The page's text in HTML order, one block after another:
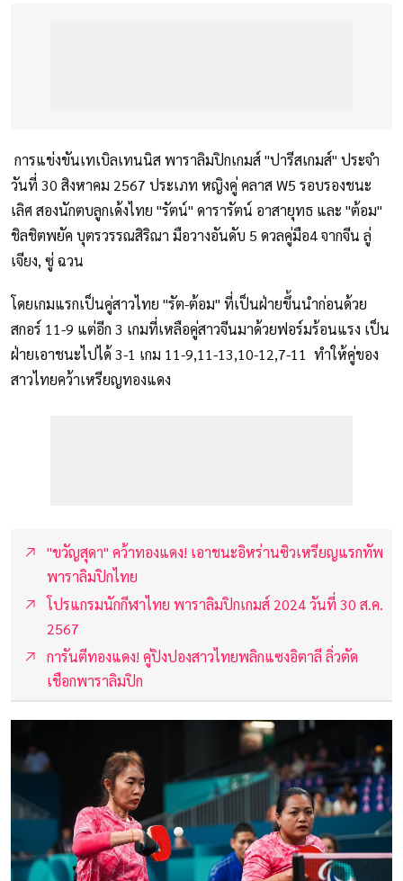
การแข่งขันเทเบิลเทนนิส พาราลิมปิกเกมส์ "ปารีสเกมส์" ประจำ
วันที่ 30 สิงหาคม 2567 ประเภท หญิงคู่ คลาส W5 รอบรองชนะ
เลิศ สองนักตบลูกเด้งไทย "รัตน์" ดารารัตน์ อาสายุทธ และ "ต้อม"
ชิลชิตพยัค บุตรวรรณสิริณา มือวางอันดับ 5 ดวลคู่มือ4 จากจีน ลู่
เจียง, ซู่ ฉวน
โดยเกมแรกเป็นคู่สาวไทย "รัต-ต้อม" ที่เป็นฝ่ายขึ้นนำก่อนด้วย
สกอร์ 11-9 แต่อีก 3 เกมที่เหลือคู่สาวจีนมาด้วยฟอร์มร้อนแรง เป็น
ฝ่ายเอาชนะไปได้ 3-1 เกม 11-9,11-13,10-12,7-11 ทำให้คู่ของ
สาวไทยคว้าเหรียญทองแดง
"ขวัญสุดา" คว้าทองแดง! เอาชนะอิหร่านซิวเหรียญแรกทัพ
พาราลิมปิกไทย
โปรแกรมนักกีฬาไทย พาราลิมปิกเกมส์ 2024 วันที่ 30 ส.ค.
2567
การันตีทองแดง! คู่ปิงปองสาวไทยพลิกแซงอิตาลี ลิ่วตัด
เชือกพาราลิมปิก